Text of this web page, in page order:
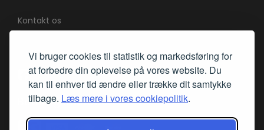
Vi bruger cookies til statistik og markedsføring for
at forbedre din oplevelse på vores website. Du
kan til enhver tid ændre eller trække dit samtykke
tilbage. Læs mere i vores cookiepolitik.
Kontakt os
Returret & reklamation
Mød os på Facebook
Betalingsmetoder